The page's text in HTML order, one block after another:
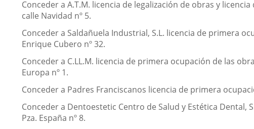
Conceder a A.T.M. licencia de legalización de obras y
calle Navidad nº 5.
Conceder a Saldañuela Industrial, S.L. licencia de primera
Enrique Cubero nº 32.
Conceder a C.LL.M. licencia de primera ocupación de las
Europa nº 1.
Conceder a Padres Franciscanos licencia de primera
Conceder a Dentoestetic Centro de Salud y Estética
Pza. España nº 8.